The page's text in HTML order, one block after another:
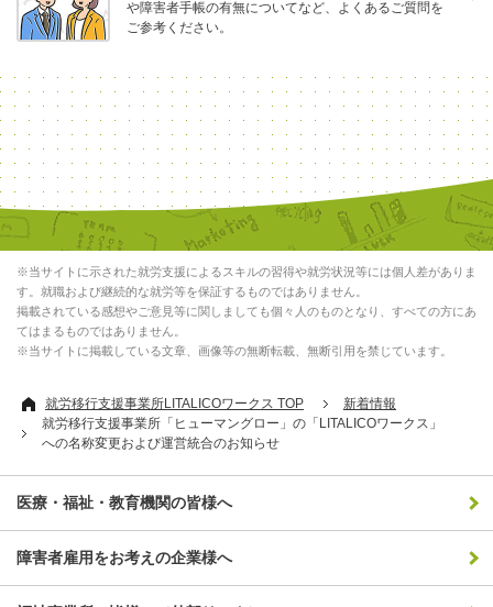
や障害者手帳の有無についてなど、よくあるご質問を
ご参考ください。
※当サイトに示された就労支援によるスキルの習得や就労状況等には個人差がありま
す。就職および継続的な就労等を保証するものではありません。
掲載されている感想やご意見等に関しましても個々人のものとなり、すべての方にあ
てはまるものではありません。
※当サイトに掲載している文章、画像等の無断転載、無断引用を禁じています。
就労移行支援事業所LITALICOワークス TOP
新着情報
就労移行支援事業所「ヒューマングロー」の「LITALICOワークス」
への名称変更および運営統合のお知らせ
医療・福祉・教育機関の皆様へ
障害者雇用をお考えの企業様へ